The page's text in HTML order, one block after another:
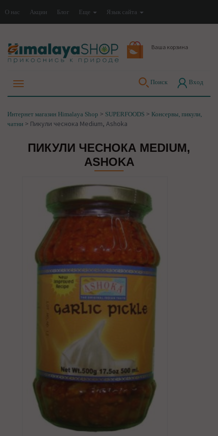
О нас Акции Блог Еще Язык сайта
Ваша корзина
Поиск Вход
Интернет магазин Himalaya Shop > SUPERFOODS > Консервы, пикули,
чатни > Пикули чеснока Medium, Ashoka
ПИКУЛИ ЧЕСНОКА MEDIUM,
ASHOKA